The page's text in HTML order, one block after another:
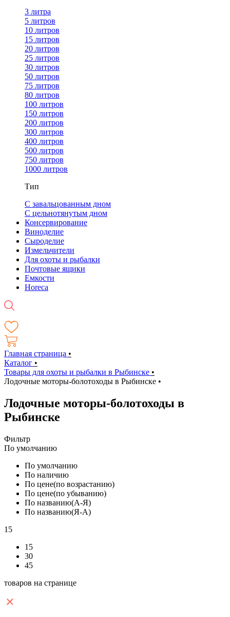
3 литра
5 литров
10 литров
15 литров
20 литров
25 литров
30 литров
50 литров
75 литров
80 литров
100 литров
150 литров
200 литров
300 литров
400 литров
500 литров
750 литров
1000 литров
Тип
С завальцованным дном
С цельнотянутым дном
Консервирование
Виноделие
Сыроделие
Измельчители
Для охоты и рыбалки
Почтовые ящики
Емкости
Horeca
Главная страница •
Каталог •
Товары для охоты и рыбалки в Рыбинске •
Лодочные моторы-болотоходы в Рыбинске •
Лодочные моторы-болотоходы в
Рыбинске
Фильтр
По умолчанию
По умолчанию
По наличию
По цене(по возрастанию)
По цене(по убыванию)
По названию(А-Я)
По названию(Я-А)
15
15
30
45
товаров на странице